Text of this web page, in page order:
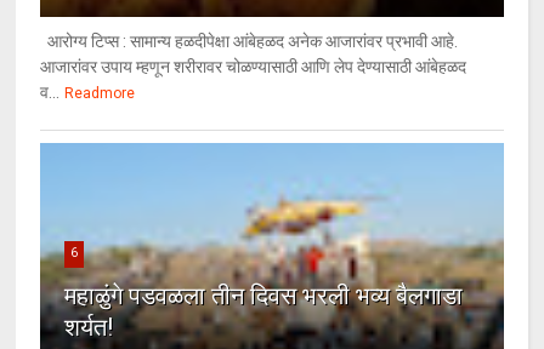
आरोग्य टिप्स : सामान्य हळदीपेक्षा आंबेहळद अनेक आजारांवर प्रभावी आहे.
आजारांवर उपाय म्हणून शरीरावर चोळण्यासाठी आणि लेप देण्यासाठी आंबेहळद
व... Readmore
6
महाळुंगे पडवळला तीन दिवस भरली भव्य बैलगाडा
शर्यत!